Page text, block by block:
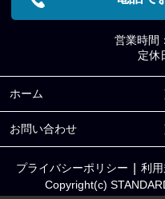
営業時間：
定休
ホーム
お問い合わせ
プライバシーポリシー 利
Copyright(c)